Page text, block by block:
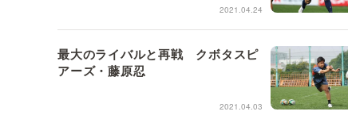
5分で読める！教えてもらう前と後
2021.04.24
最大のライバルと再戦 クボタスピ
アーズ・藤原忍
2021.04.03